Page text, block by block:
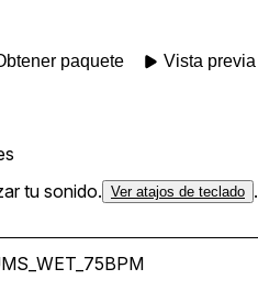
paquete Vista previa
tu sonido. Ver atajos de teclado .